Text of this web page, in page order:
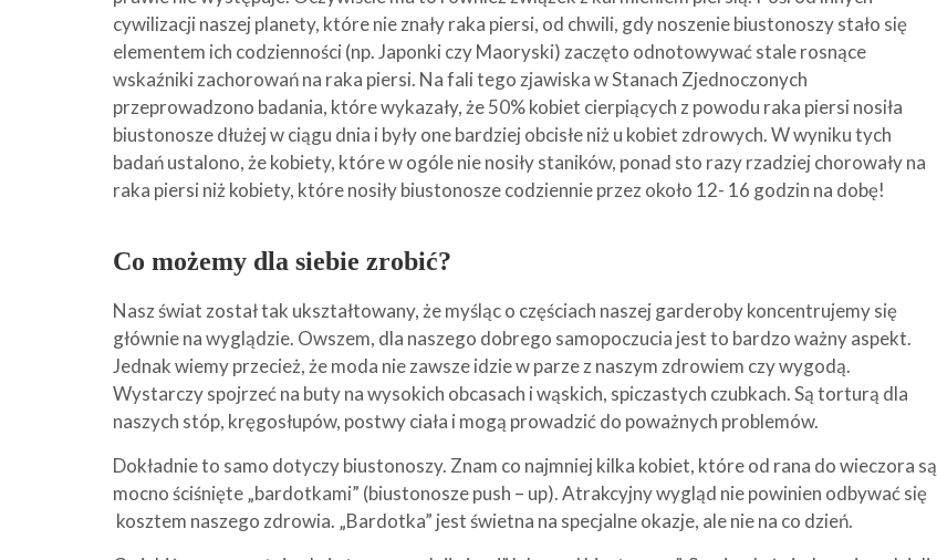
cywilizacji naszej planety, które nie znały raka piersi, od chwili, gdy noszenie biustonoszy stało się
elementem ich codzienności (np. Japonki czy Maoryski) zaczęto odnotowywać stale rosnące
wskaźniki zachorowań na raka piersi. Na fali tego zjawiska w Stanach Zjednoczonych
przeprowadzono badania, które wykazały, że 50% kobiet cierpiących z powodu raka piersi nosiła
biustonosze dłużej w ciągu dnia i były one bardziej obcisłe niż u kobiet zdrowych. W wyniku tych
badań ustalono, że kobiety, które w ogóle nie nosiły staników, ponad sto razy rzadziej chorowały na
raka piersi niż kobiety, które nosiły biustonosze codziennie przez około 12- 16 godzin na dobę!
Co możemy dla siebie zrobić?
Nasz świat został tak ukształtowany, że myśląc o częściach naszej garderoby koncentrujemy się
głównie na wyglądzie. Owszem, dla naszego dobrego samopoczucia jest to bardzo ważny aspekt.
Jednak wiemy przecież, że moda nie zawsze idzie w parze z naszym zdrowiem czy wygodą.
Wystarczy spojrzeć na buty na wysokich obcasach i wąskich, spiczastych czubkach. Są torturą dla
naszych stóp, kręgosłupów, postwy ciała i mogą prowadzić do poważnych problemów.
Dokładnie to samo dotyczy biustonoszy. Znam co najmniej kilka kobiet, które od rana do wieczora są
mocno ściśnięte „bardotkami” (biustonosze push – up). Atrakcyjny wygląd nie powinien odbywać się
kosztem naszego zdrowia. „Bardotka” jest świetna na specjalne okazje, ale nie na co dzień.